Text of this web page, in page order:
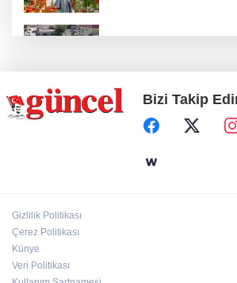
8 buçuk kilo uyuşturucu
Son kullanma tarihi
Bizi Takip
Gizlilik Politikası
Çerez Politikası
Künye
Veri Politikası